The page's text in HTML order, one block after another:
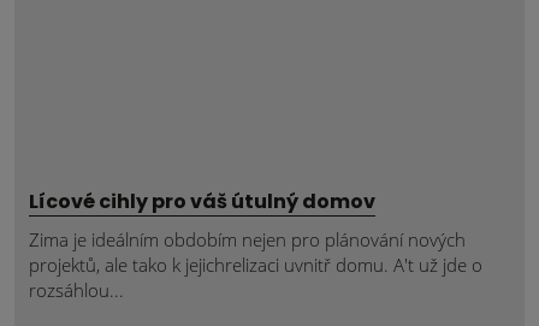
Lícové cihly pro váš útulný domov
Zima je ideálním obdobím nejen pro plánování nových
projektů, ale tako k jejichrelizaci uvnitř domu. A't už jde o
rozsáhlou...